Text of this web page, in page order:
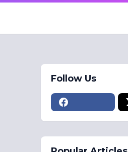
Follow Us